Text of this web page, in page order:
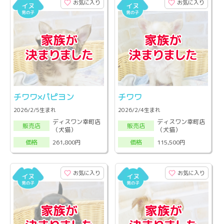
お気に入り
チワワ×パピヨン
2026/2/5生まれ
販売店
ディスワン幸町店
（犬猫）
価格
261,800円
お気に入り
チワワ
2026/2/4生まれ
販売店
ディスワン幸町店
（犬猫）
価格
115,500円
お気に入り お気に入り